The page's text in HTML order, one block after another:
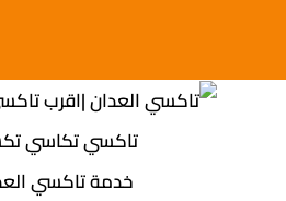
تاكسي تكاسي
خدمة تاكسي